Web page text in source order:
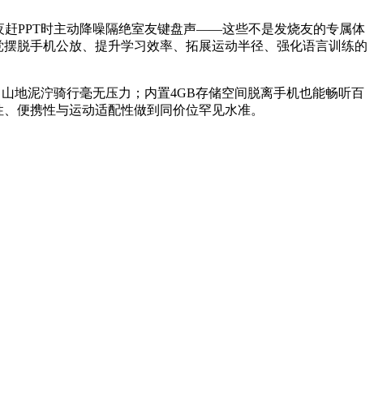
PPT时主动降噪隔绝室友键盘声——这些不是发烧友的专属体
脱手机公放、提升学习效率、拓展运动半径、强化语言训练的
地泥泞骑行毫无压力；内置4GB存储空间脱离手机也能畅听百
便携性与运动适配性做到同价位罕见水准。